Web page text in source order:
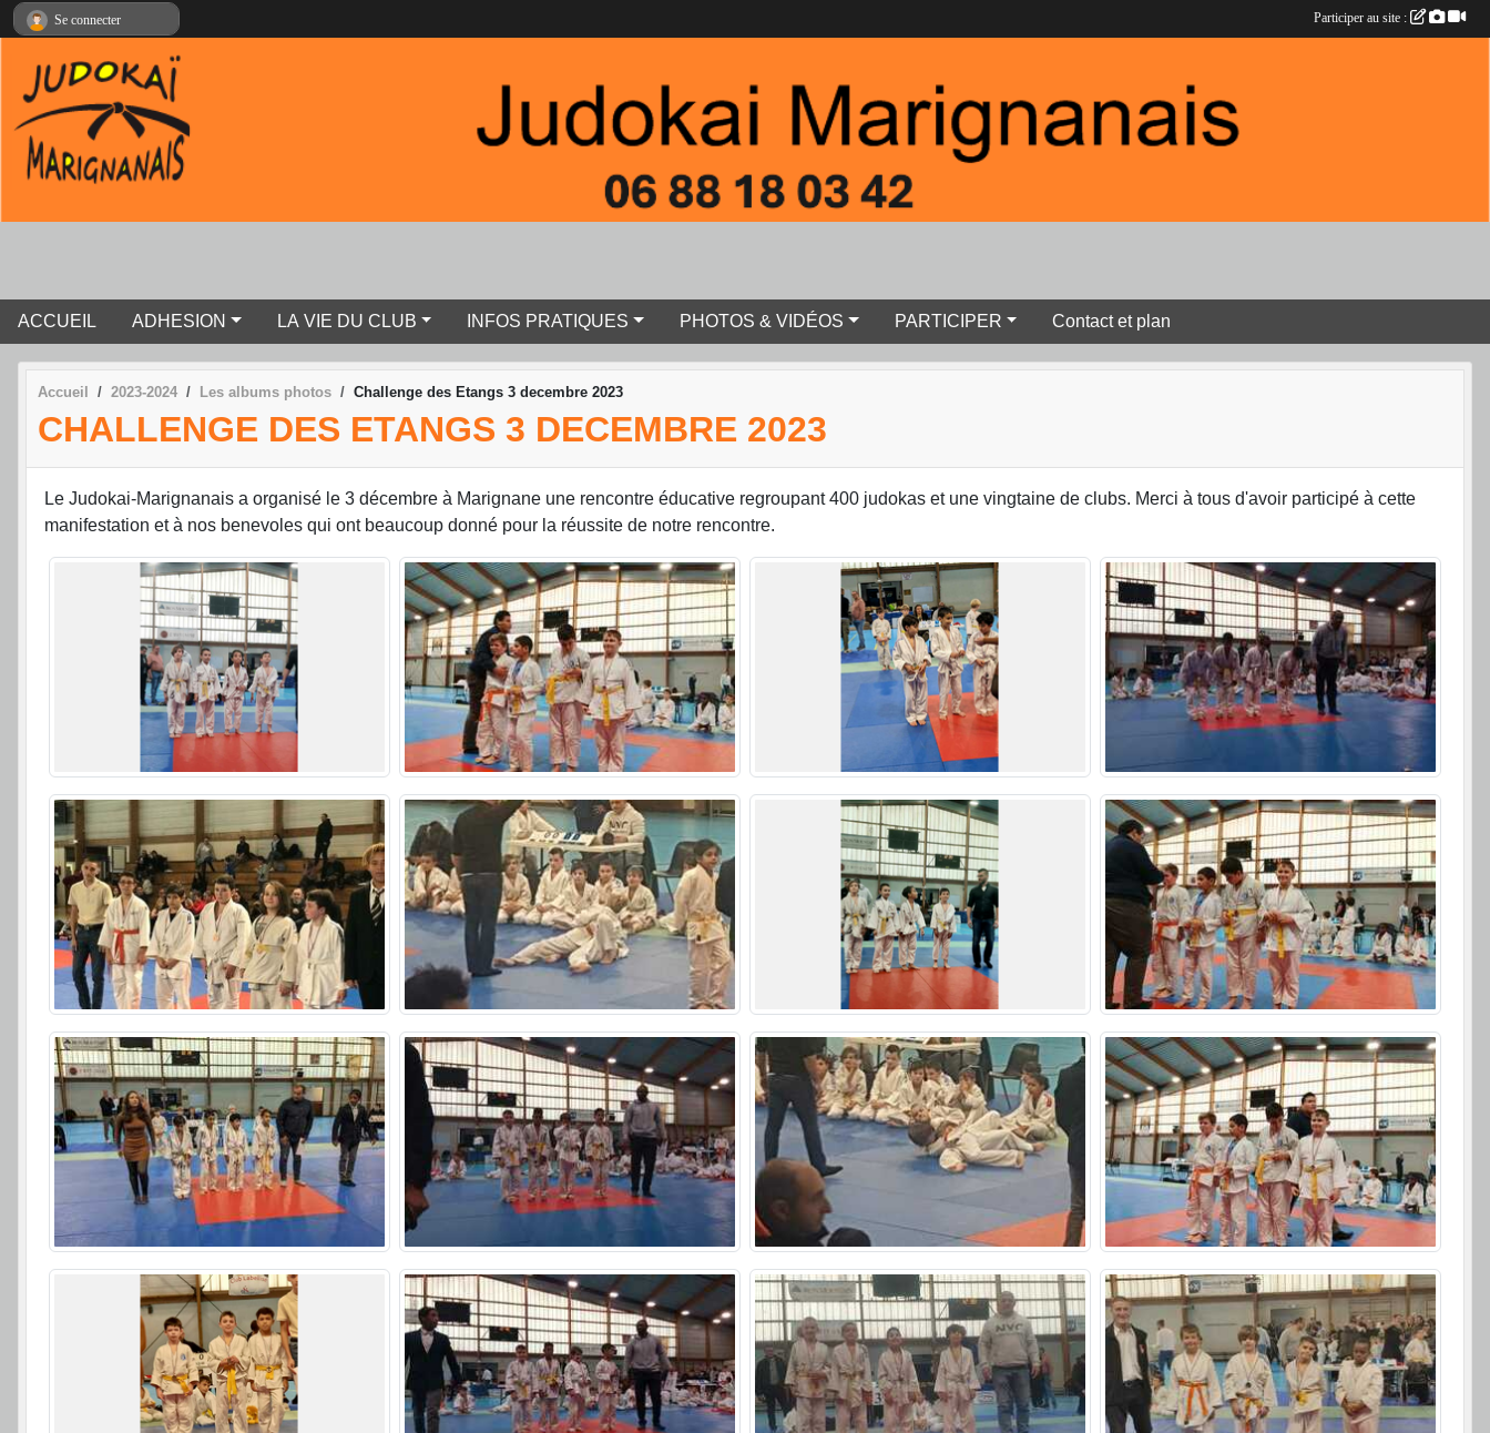
ACCUEIL ADHESION LA VIE DU CLUB INFOS PRATIQUES PHOTOS & VIDÉOS PARTICIPER Contact et plan
Accueil 2023-2024 Les albums photos Challenge des Etangs 3 decembre 2023
CHALLENGE DES ETANGS 3 DECEMBRE 2023
Le Judokai-Marignanais a organisé le 3 décembre à Marignane une rencontre éducative regroupant 400 judokas et une vingtaine de clubs. Merci à tous d'avoir participé à cette
manifestation et à nos benevoles qui ont beaucoup donné pour la réussite de notre rencontre.
Se connecter Participer au site :
Panneau de gestion des cookies